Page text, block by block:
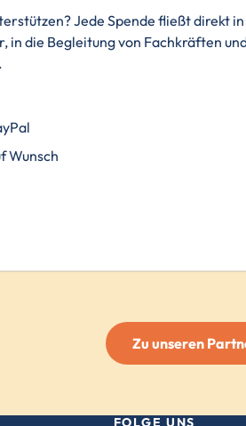
Jede Spende fließt direkt
in die Begleitung von Fachkräften
Wunsch
Zu unseren
FOLGE UNS